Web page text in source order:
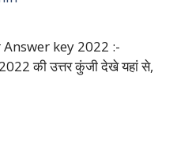
Answer key 2022 :-
की उत्तर कुंजी देखे यहां से,